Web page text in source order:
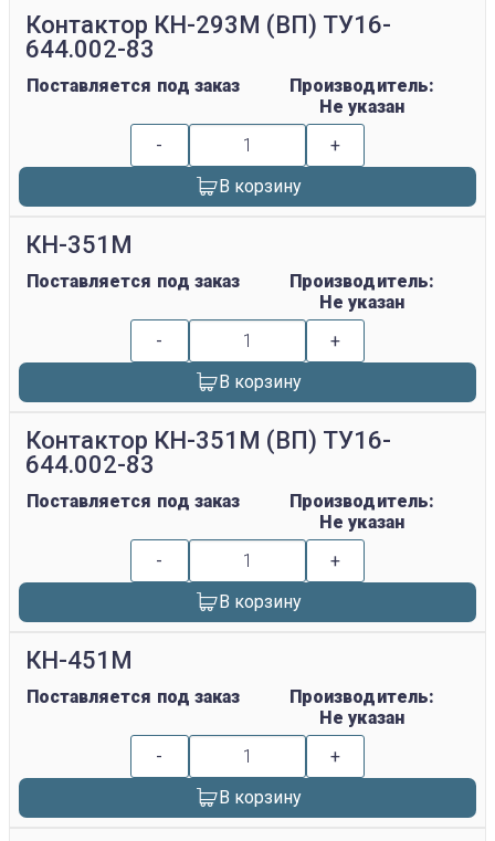
Контактор КН-293М (ВП) ТУ16-
644.002-83
Поставляется под заказ
Производитель:
Не указан
-
+
В корзину
КН-351М
Поставляется под заказ
Производитель:
Не указан
-
+
В корзину
Контактор КН-351М (ВП) ТУ16-
644.002-83
Поставляется под заказ
Производитель:
Не указан
-
+
В корзину
КН-451М
Поставляется под заказ
Производитель:
Не указан
-
+
В корзину